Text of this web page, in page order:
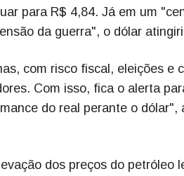
para R$ 4,84. Já em um
da guerra", o dólar
com risco fiscal, eleições e
Com isso, fica o alerta
do real perante o dólar",
dos preços do petróleo